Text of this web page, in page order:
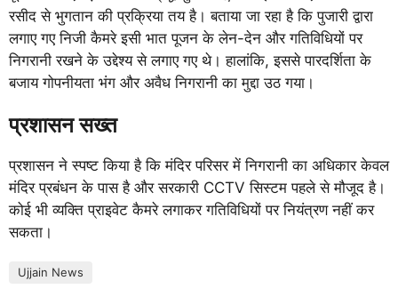
रसीद से भुगतान की प्रक्रिया तय है। बताया जा रहा है कि पुजारी द्वारा
लगाए गए निजी कैमरे इसी भात पूजन के लेन-देन और गतिविधियों पर
निगरानी रखने के उद्देश्य से लगाए गए थे। हालांकि, इससे पारदर्शिता के
बजाय गोपनीयता भंग और अवैध निगरानी का मुद्दा उठ गया।
प्रशासन सख्त
प्रशासन ने स्पष्ट किया है कि मंदिर परिसर में निगरानी का अधिकार केवल
मंदिर प्रबंधन के पास है और सरकारी CCTV सिस्टम पहले से मौजूद है।
कोई भी व्यक्ति प्राइवेट कैमरे लगाकर गतिविधियों पर नियंत्रण नहीं कर
सकता।
Ujjain News